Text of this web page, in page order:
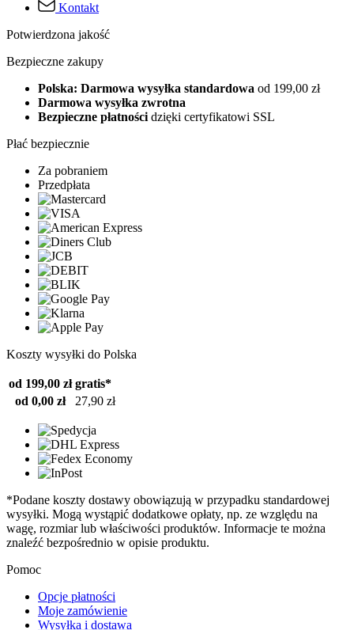
Kontakt
Potwierdzona jakość
Bezpieczne zakupy
Polska: Darmowa wysyłka standardowa od 199,00 zł
Darmowa wysyłka zwrotna
Bezpieczne płatności dzięki certyfikatowi SSL
Płać bezpiecznie
Za pobraniem
Przedpłata
Koszty wysyłki do Polska
od 199,00 zł gratis*
od 0,00 zł
27,90 zł
*Podane koszty dostawy obowiązują w przypadku standardowej
wysyłki. Mogą wystąpić dodatkowe opłaty, np. ze względu na
wagę, rozmiar lub właściwości produktów. Informacje te można
znaleźć bezpośrednio w opisie produktu.
Pomoc
Opcje płatności
Moje zamówienie
Wysyłka i dostawa